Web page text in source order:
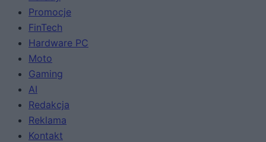
Promocje
FinTech
Hardware PC
Moto
Gaming
AI
Redakcja
Reklama
Kontakt